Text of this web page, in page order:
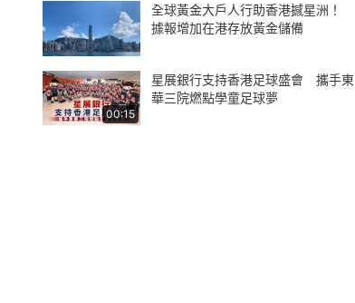
全球黃金大戶人行助香港撼星洲！
據報增加在港存放黃金儲備
00:15
星展銀行支持香港足球盛會 攜手東
華三院燃點學童足球夢